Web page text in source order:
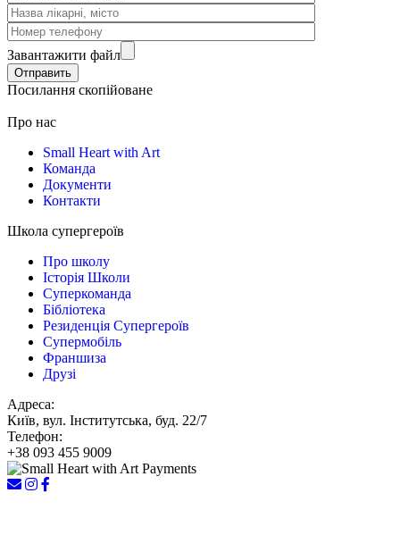
Завантажити файл
Посилання скопійоване
Про нас
Small Heart with Art
Команда
Документи
Контакти
Школа супергероїв
Про школу
Історія Школи
Суперкоманда
Бібліотека
Резиденція Супергероїв
Супермобіль
Франшиза
Друзі
Адреса:
Київ, вул. Інститутська, буд. 22/7
Телефон:
+38 093 455 9009